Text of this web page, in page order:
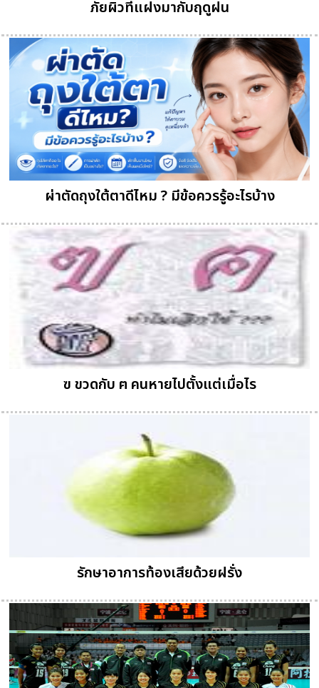
ภัยผิวที่แฝงมากับฤดูฝน
ผ่าตัดถุงใต้ตาดีไหม ? มีข้อควรรู้อะไรบ้าง
ฃ ขวดกับ ฅ คนหายไปตั้งแต่เมื่อไร
รักษาอาการท้องเสียด้วยฝรั่ง